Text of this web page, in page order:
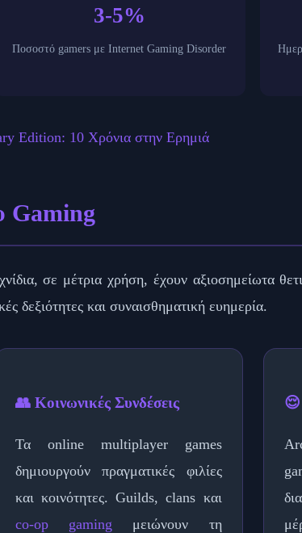
3-5%
Ποσοστό gamers με Internet Gaming Disorder
Edition: 10 Χρόνια στην Ερημιά
Gaming
σε μέτρια χρήση, έχουν αξιοσημείωτα
δεξιότητες και συναισθηματική ευημερία.
👥 Κοινωνικές Συνδέσεις
Τα online multiplayer games
δημιουργούν πραγματικές φιλίες
και κοινότητες. Guilds, clans και
co-op gaming μειώνουν τη